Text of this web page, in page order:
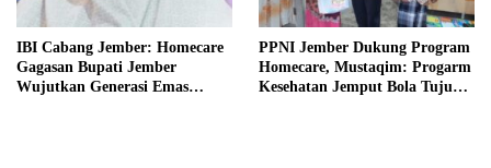
IBI Cabang Jember: Homecare
Gagasan Bupati Jember
Wujutkan Generasi Emas
PPNI Jember Dukung Program
Homecare, Mustaqim: Progarm
Kesehatan Jemput Bola Tujuan